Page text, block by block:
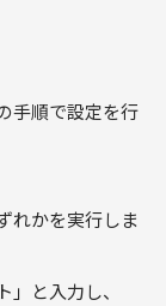
手順で設定を行
れかを実行しま
と入力し、